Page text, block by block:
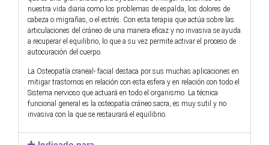
nuestra vida diaria como los problemas de espalda, los dolores de
cabeza o migrañas, o el estrés. Con esta terapia que actúa sobre las
articulaciones del cráneo de una manera eficaz y no invasiva se ayuda
a recuperar el equilibrio, lo que a su vez permite activar el proceso de
autocuración del cuerpo.
La Osteopatía craneal- facial destaca por sus muchas aplicaciones en
mitigar trastornos en relación con esta esfera y en relación con todo el
Sistema nervioso que actuará en todo el organismo. La técnica
funcional general es la osteopatía cráneo sacra, es muy sutil y no
invasiva con la que se restaurará el equilibrio.